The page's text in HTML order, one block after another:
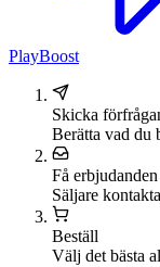
PlayBoost
Skicka
Berätta vad du
Få erbjudanden
Säljare
Beställ
Välj det bästa